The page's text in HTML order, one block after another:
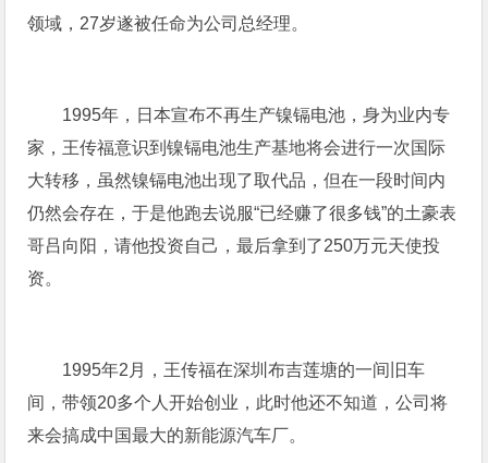
领域，27岁遂被任命为公司总经理。
1995年，日本宣布不再生产镍镉电池，身为业内专
家，王传福意识到镍镉电池生产基地将会进行一次国际
大转移，虽然镍镉电池出现了取代品，但在一段时间内
仍然会存在，于是他跑去说服“已经赚了很多钱”的土豪表
哥吕向阳，请他投资自己，最后拿到了250万元天使投
资。
1995年2月，王传福在深圳布吉莲塘的一间旧车
间，带领20多个人开始创业，此时他还不知道，公司将
来会搞成中国最大的新能源汽车厂。